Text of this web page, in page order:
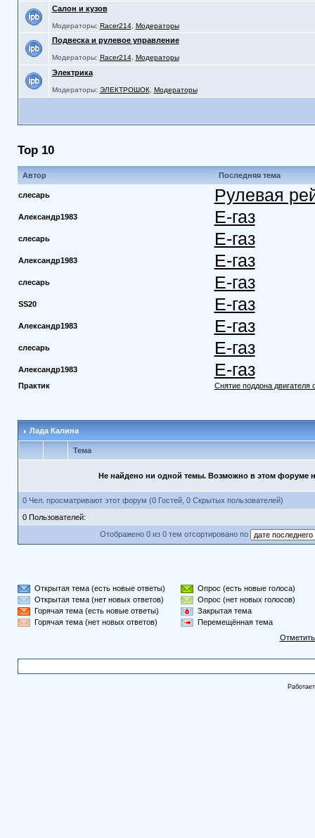
Салон и кузов
Модераторы: Racer214, Модераторы
Подвеска и рулевое управление
Модераторы: Racer214, Модераторы
Электрика
Модераторы: ЭЛЕКТРОШОК, Модераторы
Top 10
Автор Последняя тема
слесарь Рулевая
Александр1983 Е-газ
слесарь Е-газ
Александр1983 Е-газ
слесарь Е-газ
SS20 Е-газ
Александр1983 Е-газ
слесарь Е-газ
Александр1983 Е-газ
Практик Снятие поддона двигателя
Лада Калина
Тема
Не найдено ни одной темы. Возможно в этом форуме
0 Чел. просматривают этот форум (0 Гостей, 0 Скрытых пользователей)
0 Пользователей:
Отображено 0 из 0 тем отсортировано по
Открытая тема (есть новые ответы)
Открытая тема (нет новых ответов)
Горячая тема (есть новые ответы)
Горячая тема (нет новых ответов)
Опрос (есть новые голоса)
Опрос (нет новых голосов)
Закрытая тема
Перемещённая тема